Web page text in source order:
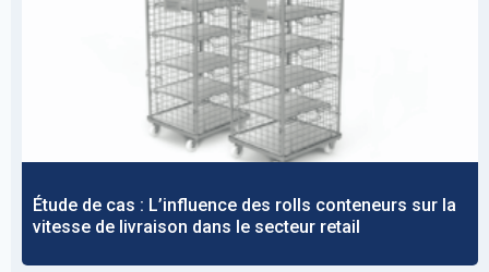
Étude de cas : L’influence des rolls conteneurs sur la
vitesse de livraison dans le secteur retail